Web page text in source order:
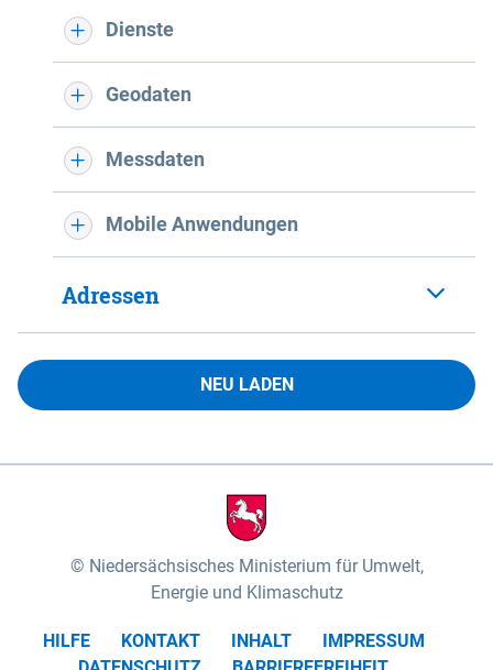
Dienste
Geodaten
Messdaten
Mobile Anwendungen
Adressen
NEU LADEN
Niedersächsisches Ministerium für Umwelt,
Energie und Klimaschutz
HILFE KONTAKT INHALT
IMPRESSUM